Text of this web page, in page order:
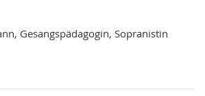
Gesangspädagogin, Sopranistin